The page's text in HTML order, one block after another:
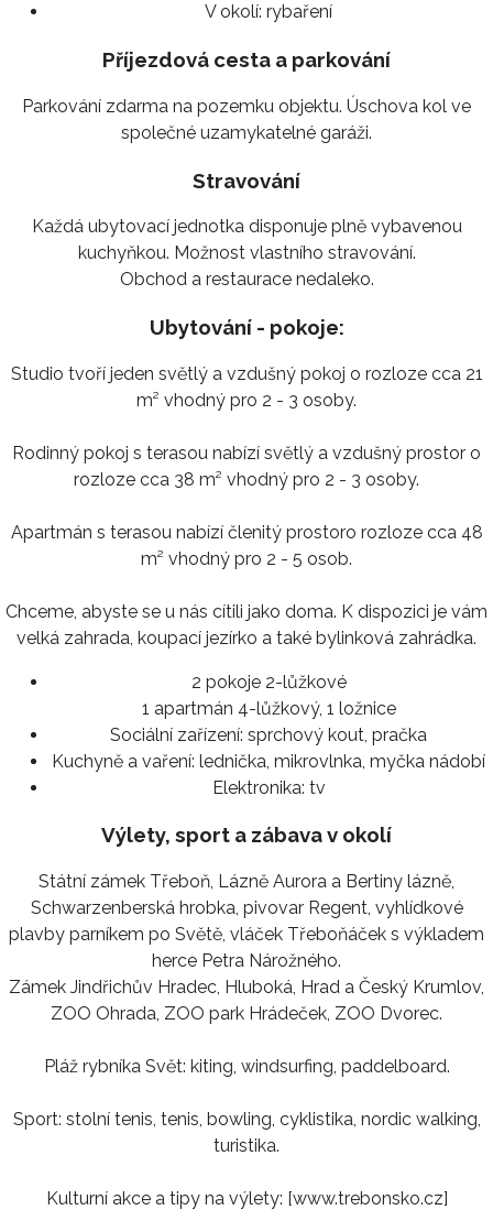
V okolí: rybaření
Příjezdová cesta a parkování
Parkování zdarma na pozemku objektu. Úschova kol ve
společné uzamykatelné garáži.
Stravování
Každá ubytovací jednotka disponuje plně vybavenou
kuchyňkou. Možnost vlastního stravování.
Obchod a restaurace nedaleko.
Ubytování - pokoje:
Studio tvoří jeden světlý a vzdušný pokoj o rozloze cca 21
m² vhodný pro 2 - 3 osoby.
Rodinný pokoj s terasou nabízí světlý a vzdušný prostor o
rozloze cca 38 m² vhodný pro 2 - 3 osoby.
Apartmán s terasou nabízí členitý prostoro rozloze cca 48
m² vhodný pro 2 - 5 osob.
Chceme, abyste se u nás cítili jako doma. K dispozici je vám
velká zahrada, koupací jezírko a také bylinková zahrádka.
2 pokoje 2-lůžkové
1 apartmán 4-lůžkový, 1 ložnice
Sociální zařízení: sprchový kout, pračka
Kuchyně a vaření: lednička, mikrovlnka, myčka nádobí
Elektronika: tv
Výlety, sport a zábava v okolí
Státní zámek Třeboň, Lázně Aurora a Bertiny lázně,
Schwarzenberská hrobka, pivovar Regent, vyhlídkové
plavby parníkem po Světě, vláček Třeboňáček s výkladem
herce Petra Nárožného.
Zámek Jindřichův Hradec, Hluboká, Hrad a Český Krumlov,
ZOO Ohrada, ZOO park Hrádeček, ZOO Dvorec.
Pláž rybníka Svět: kiting, windsurfing, paddelboard.
Sport: stolní tenis, tenis, bowling, cyklistika, nordic walking,
turistika.
Kulturní akce a tipy na výlety: [www.trebonsko.cz]